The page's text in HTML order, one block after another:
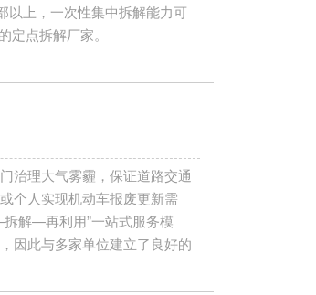
以上，一次性集中拆解能力可
点拆解厂家。
治理大气雾霾，保证道路交通
个人实现机动车报废更新需
解—再利用”一站式服务模
因此与多家单位建立了良好的
理车辆报废指标更新，帮您解